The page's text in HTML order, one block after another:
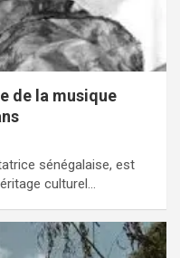
de la musique
sénégalaise, est
culturel…